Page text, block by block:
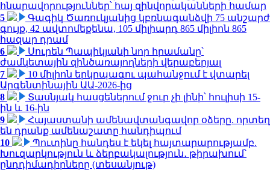
հնարավորություններ՝ հայ զինվորականների համար
5
Գագիկ Ծառուկյանից կբռնագանձվի 75 անշարժ
գույք, 42 ավտոմեքենա, 105 միլիարդ 865 միլիոն 865
հազար դրամ
6
Սուրեն Պապիկյանի նոր հրամանը՝
ժամկետային զինծառայողների վերաբերյալ
7
10 միլիոն երկրպագու պահանջում է վտարել
Արգենտինային ԱԱ-2026-ից
8
Տասնյակ հասցեներում ջուր չի լինի՝ հուլիսի 15-
ին և 16-ին
9
Հայաստանի ամենավտանգավոր օձերը. որտեղ
են դրանք ամենաշատը հանդիպում
10
Պուտինը հանդես է եկել հայտարարությամբ.
Խուզարկություն և ձերբակալություն․ թիրախում՝
ընդդիմադիրները (տեսանյութ)